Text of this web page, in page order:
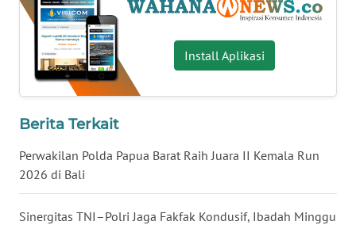
Install Aplikasi
Berita Terkait
Perwakilan Polda Papua Barat Raih Juara II Kemala Run
2026 di Bali
Sinergitas TNI–Polri Jaga Fakfak Kondusif, Ibadah Minggu
WN
SULTRA
WN
WN
SULTENG
WN